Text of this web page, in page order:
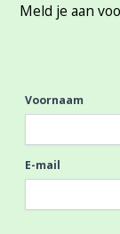
Meld je aan
Voornaam
E-mail